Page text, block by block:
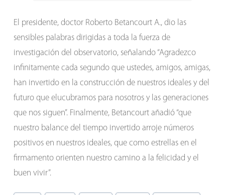
El presidente, doctor Roberto Betancourt A., dio las
sensibles palabras dirigidas a toda la fuerza de
investigación del observatorio, señalando “Agradezco
infinitamente cada segundo que ustedes, amigos, amigas,
han invertido en la construcción de nuestros ideales y del
futuro que elucubramos para nosotros y las generaciones
que nos siguen”. Finalmente, Betancourt añadió “que
nuestro balance del tiempo invertido arroje números
positivos en nuestros ideales, que como estrellas en el
firmamento orienten nuestro camino a la felicidad y el
buen vivir”.